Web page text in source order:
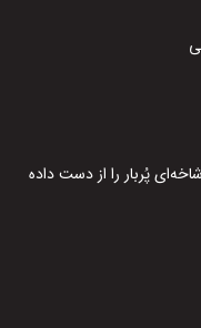
پُربار را از دست داده